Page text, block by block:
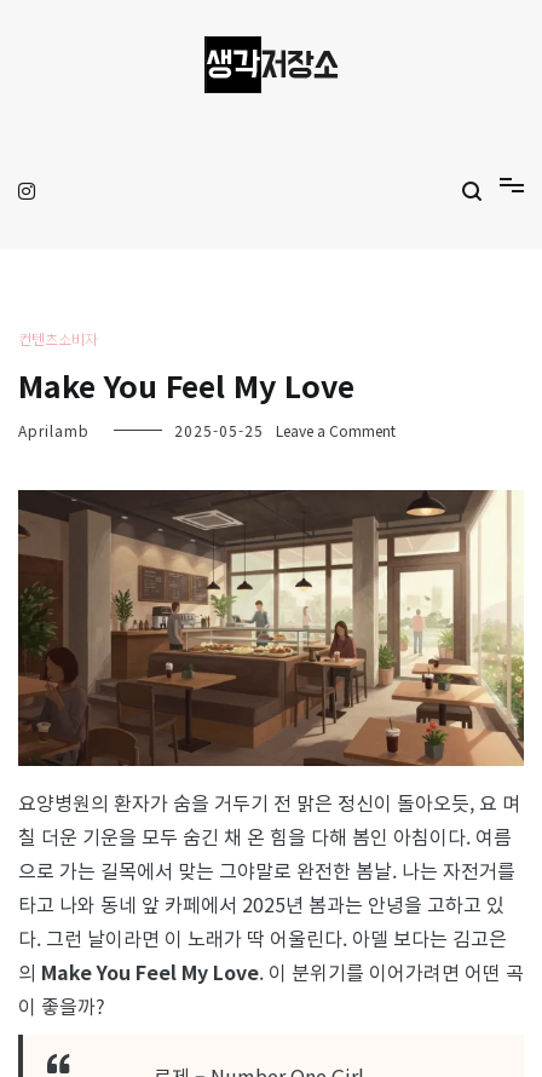
컨텐츠소비자
Make You Feel My Love
Aprilamb 2025-05-25 Leave a Commenton
Feel
My
Love
요양병원의 환자가 숨을 거두기 전 맑은 정신이 돌아오듯, 요 며
칠 더운 기운을 모두 숨긴 채 온 힘을 다해 봄인 아침이다. 여름
으로 가는 길목에서 맞는 그야말로 완전한 봄날. 나는 자전거를
타고 나와 동네 앞 카페에서 2025년 봄과는 안녕을 고하고 있
다. 그런 날이라면 이 노래가 딱 어울린다. 아델 보다는 김고은
의 Make You Feel My Love. 이 분위기를 이어가려면 어떤 곡
이 좋을까?